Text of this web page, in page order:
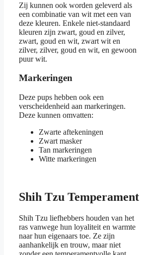
Zij kunnen ook worden geleverd als
een combinatie van wit met een van
deze kleuren. Enkele niet-standaard
kleuren zijn zwart, goud en zilver,
zwart, goud en wit, zwart wit en
zilver, zilver, goud en wit, en gewoon
puur wit.
Markeringen
Deze pups hebben ook een
verscheidenheid aan markeringen.
Deze kunnen omvatten:
Zwarte aftekeningen
Zwart masker
Tan markeringen
Witte markeringen
Shih Tzu Temperament
Shih Tzu liefhebbers houden van het
ras vanwege hun loyaliteit en warmte
naar hun eigenaars toe. Ze zijn
aanhankelijk en trouw, maar niet